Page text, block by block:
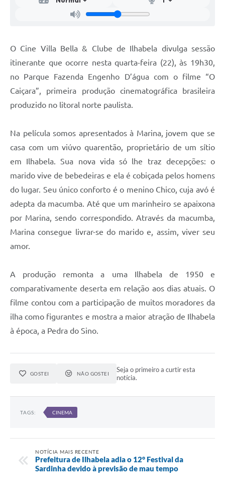
O Cine Villa Bella & Clube de Ilhabela divulga sessão
itinerante que ocorre nesta quarta-feira (22), às 19h30,
no Parque Fazenda Engenho D’água com o filme “O
Caiçara”, primeira produção cinematográfica brasileira
produzido no litoral norte paulista.
Na película somos apresentados à Marina, jovem que se
casa com um viúvo quarentão, proprietário de um sítio
em Ilhabela. Sua nova vida só lhe traz decepções: o
marido vive de bebedeiras e ela é cobiçada pelos homens
do lugar. Seu único conforto é o menino Chico, cuja avó é
adepta da macumba. Até que um marinheiro se apaixona
por Marina, sendo correspondido. Através da macumba,
Marina consegue livrar-se do marido e, assim, viver seu
amor.
A produção remonta a uma Ilhabela de 1950 e
comparativamente deserta em relação aos dias atuais. O
filme contou com a participação de muitos moradores da
ilha como figurantes e mostra a maior atração de Ilhabela
à época, a Pedra do Sino.
GOSTEI NÃO GOSTEI
Seja o primeiro a curtir esta
notícia.
TAGS: CINEMA
NOTÍCIA MAIS RECENTE
Prefeitura de Ilhabela adia o 12° Festival da
Sardinha devido à previsão de mau tempo